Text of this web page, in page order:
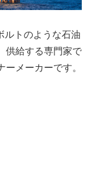
ルトのような石油
供給する専門家で
メーカーです。